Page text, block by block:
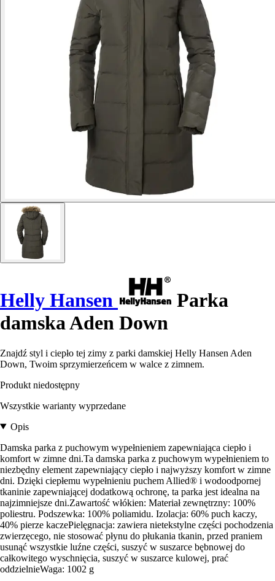
Helly Hansen
Parka
damska Aden Down
Znajdź styl i ciepło tej zimy z parki damskiej Helly Hansen Aden
Down, Twoim sprzymierzeńcem w walce z zimnem.
Produkt niedostępny
Wszystkie warianty wyprzedane
Opis
Damska parka z puchowym wypełnieniem zapewniająca ciepło i
komfort w zimne dni.Ta damska parka z puchowym wypełnieniem to
niezbędny element zapewniający ciepło i najwyższy komfort w zimne
dni. Dzięki ciepłemu wypełnieniu puchem Allied® i wodoodpornej
tkaninie zapewniającej dodatkową ochronę, ta parka jest idealna na
najzimniejsze dni.Zawartość włókien: Materiał zewnętrzny: 100%
poliestru. Podszewka: 100% poliamidu. Izolacja: 60% puch kaczy,
40% pierze kaczePielęgnacja: zawiera nietekstylne części pochodzenia
zwierzęcego, nie stosować płynu do płukania tkanin, przed praniem
usunąć wszystkie luźne części, suszyć w suszarce bębnowej do
całkowitego wyschnięcia, suszyć w suszarce kulowej, prać
oddzielnieWaga: 1002 g